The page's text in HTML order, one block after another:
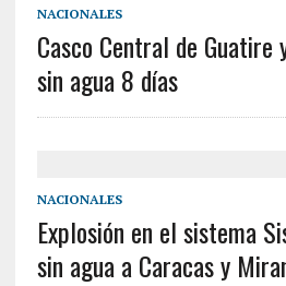
NACIONALES
Casco Central de
sin agua 8 días
NACIONALES
Explosión en el sistema
sin agua a Caracas y